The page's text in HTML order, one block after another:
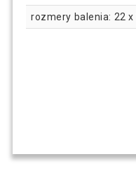
rozmery balenia: 22 x